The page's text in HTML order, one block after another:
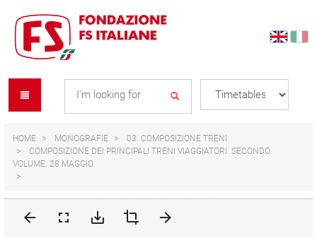
content
navigation
menu
HOME MONOGRAFIE
03. COMPOSIZIONE TRENI
COMPOSIZIONE DEI PRINCIPALI TRENI VIAGGIATORI. SECONDO
VOLUME. 28 MAGGIO